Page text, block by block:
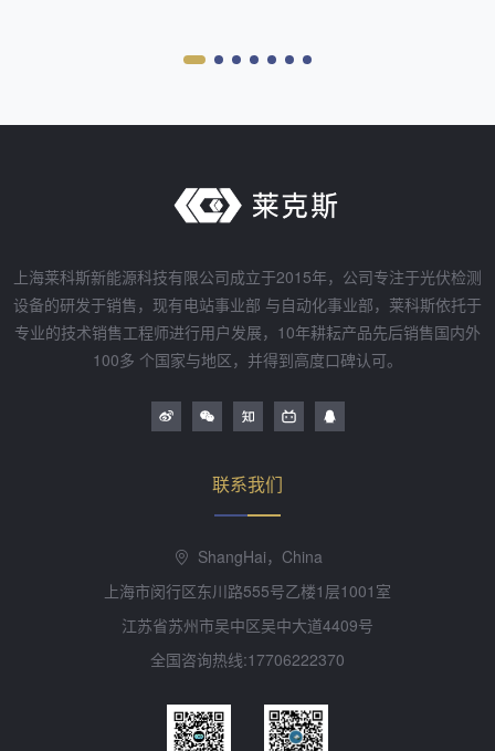
上海莱科斯新能源科技有限公司成立于2015年，公司专注于光伏检测
设备的研发于销售，现有电站事业部 与自动化事业部，莱科斯依托于
专业的技术销售工程师进行用户发展，10年耕耘产品先后销售国内外
100多 个国家与地区，并得到高度口碑认可。
联系我们
ShangHai，China
上海市闵行区东川路555号乙楼1层1001室
江苏省苏州市吴中区吴中大道4409号
全国咨询热线:17706222370